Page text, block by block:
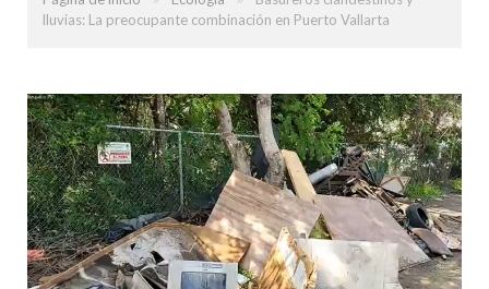
lluvias: La preocupante combinación en Puerto Vallarta